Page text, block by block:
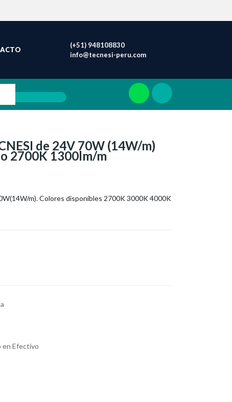
(+51) 948108830
info@tecnesi-peru.com
de 24V 70W (14W/m)
2700K 1300lm/m
m). Colores disponibles 2700K 3000K 4000K
en Efectivo